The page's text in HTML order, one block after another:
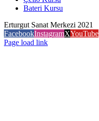
Bateri Kursu
Erturgut Sanat Merkezi 2021
FacebookInstagramXYouTube
Page load link